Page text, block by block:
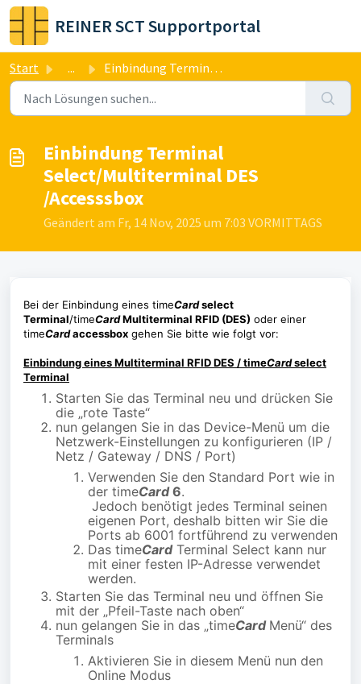
Zum hauptsächlichen Inhalt gehen
REINER SCT Supportportal
Start ... Einbindung Terminal Select/Multiterminal DES /Accesssbox
Einbindung Terminal
Select/Multiterminal DES
/Accesssbox
Geändert am Fr, 14 Nov, 2025 um 7:03 VORMITTAGS
Bei der Einbindung eines timeCardselect
Terminal/timeCardMultiterminal RFID (DES) oder einer
timeCardaccessbox gehen Sie bitte wie folgt vor:
Einbindung eines Multiterminal RFID DES /timeCardselect
Terminal
Starten Sie das Terminal neu und drücken Sie
die „rote Taste“
nun gelangen Sie in das Device-Menü um die
Netzwerk-Einstellungen zu konfigurieren (IP /
Netz / Gateway / DNS / Port)
Verwenden Sie den Standard Port wie in
der timeCard6.
Jedoch benötigt jedes Terminal seinen
eigenen Port, deshalb bitten wir Sie die
Ports ab 6001 fortführend zu verwenden
Das timeCardTerminal Select kann nur
mit einer festen IP-Adresse verwendet
werden.
Starten Sie das Terminal neu und öffnen Sie
mit der „Pfeil-Taste nach oben“
nun gelangen Sie in das „timeCard Menü“ des
Terminals
Aktivieren Sie in diesem Menü nun den
Online Modus